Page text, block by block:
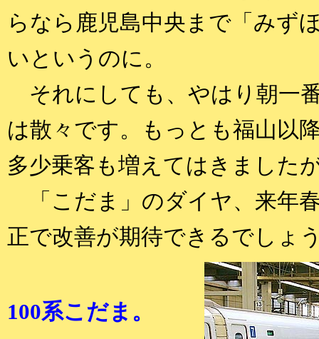
らなら鹿児島中央まで「みず
いというのに。
それにしても、やはり朝一
は散々です。もっとも福山以
多少乗客も増えてはきました
「こだま」のダイヤ、来年
正で改善が期待できるでしょ
100系こだま。